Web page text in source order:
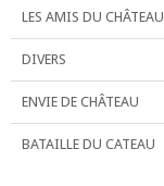
LES AMIS DU CHÂTEAU
DIVERS
ENVIE DE CHÂTEAU
BATAILLE DU CATEAU